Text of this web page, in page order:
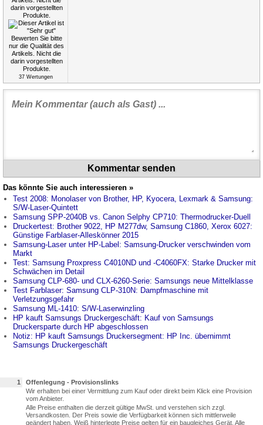
37Wertungen
Kommentar senden
Das könnte Sie auch interessieren »
Test 2008: Monolaser von Brother, HP, Kyocera, Lexmark & Samsung:
S/W-Laser-Quintett
Samsung SPP-2040B vs. Canon Selphy CP710: Thermodrucker-Duell
Druckertest: Brother 9022, HP M277dw, Samsung C1860, Xerox 6027:
Günstige Farblaser-Alleskönner 2015
Samsung-Laser unter HP-Label: Samsung-Drucker verschwinden vom
Markt
Test: Samsung Proxpress C4010ND und -C4060FX: Starke Drucker mit
Schwächen im Detail
Samsung CLP-680- und CLX-6260-Serie: Samsungs neue Mittelklasse
Test Farblaser: Samsung CLP-310N: Dampfmaschine mit
Verletzungsgefahr
Samsung ML-1410: S/W-Laserwinzling
HP kauft Samsungs Druckergeschäft: Kauf von Samsungs
Druckersparte durch HP abgeschlossen
Notiz: HP kauft Samsungs Druckersegment: HP Inc. übernimmt
Samsungs Druckergeschäft
1
Offenlegung - Provisionslinks
Wir erhalten bei einer Vermittlung zum Kauf oder direkt beim Klick eine Provision
vom Anbieter.
Alle Preise enthalten die derzeit gültige MwSt. und verstehen sich zzgl.
Versandkosten. Der Preis sowie die Verfügbarkeit können sich mittlerweile
geändert haben. Weiß hinterlegte Preise gelten für ein baugleiches Gerät. Alle